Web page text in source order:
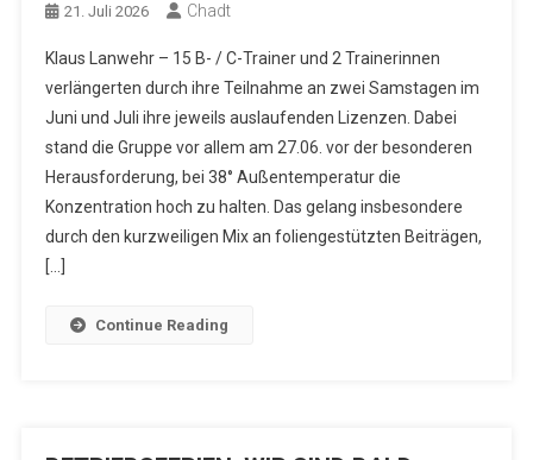
21. Juli 2026 Chadt
Klaus Lanwehr – 15 B- / C-Trainer und 2 Trainerinnen
verlängerten durch ihre Teilnahme an zwei Samstagen im
Juni und Juli ihre jeweils auslaufenden Lizenzen. Dabei
stand die Gruppe vor allem am 27.06. vor der besonderen
Herausforderung, bei 38° Außentemperatur die
Konzentration hoch zu halten. Das gelang insbesondere
durch den kurzweiligen Mix an foliengestützten Beiträgen,
[…]
Continue Reading